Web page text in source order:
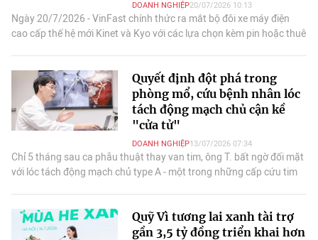
DOANH NGHIỆP20/07/2026 10:13
Ngày 20/7/2026 - VinFast chính thức ra mắt bộ đôi xe máy điện
cao cấp thế hệ mới Kinet và Kyo với các lựa chọn kèm pin hoặc thuê
Quyết định đột phá trong
phòng mổ, cứu bệnh nhân lóc
tách động mạch chủ cận kề
"cửa tử"
DOANH NGHIỆP13/07/2026 07:34
Chỉ 5 tháng sau ca phẫu thuật thay van tim, ông T. bất ngờ đối mặt
với lóc tách động mạch chủ type A - một trong những cấp cứu tim
Quỹ Vì tương lai xanh tài trợ
gần 3,5 tỷ đồng triển khai hơn